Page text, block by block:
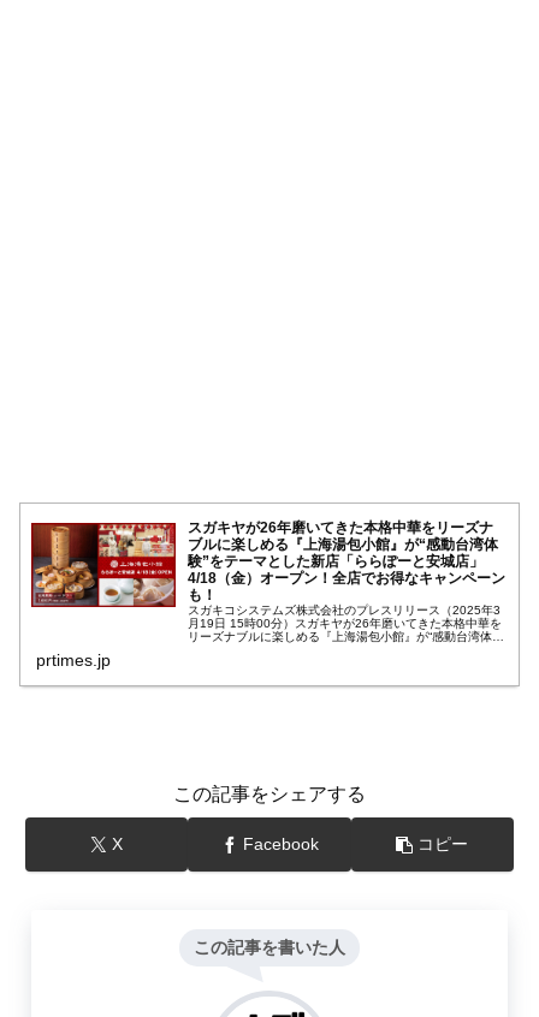
スガキヤが26年磨いてきた本格中華をリーズナ
ブルに楽しめる『上海湯包小館』が“感動台湾体
験”をテーマとした新店「ららぽーと安城店」
4/18（金）オープン！全店でお得なキャンペーン
も！
スガキコシステムズ株式会社のプレスリリース（2025年3
月19日 15時00分）スガキヤが26年磨いてきた本格中華を
リーズナブルに楽しめる『上海湯包小館』が“感動台湾体
prtimes.jp
この記事をシェアする
X Facebook コピー
この記事を書いた人